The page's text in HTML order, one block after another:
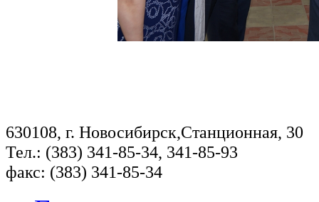
630108, г. Новосибирск,Станционная, 30
Тел.: (383) 341-85-34, 341-85-93
факс: (383) 341-85-34